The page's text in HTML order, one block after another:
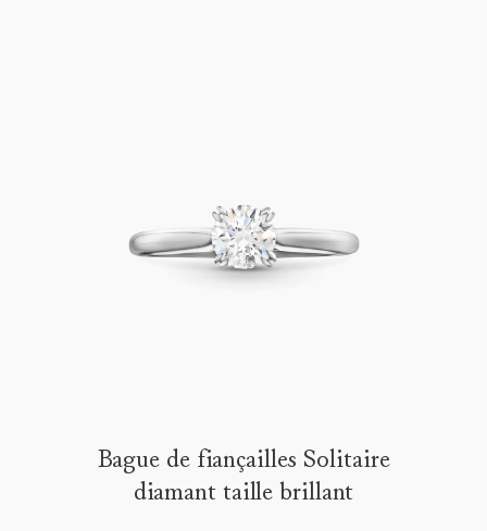
Bague de fiançailles Solitaire
diamant taille brillant